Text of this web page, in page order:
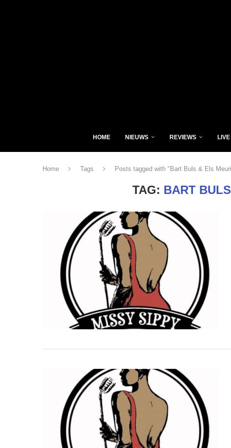
HOME NIEUWS REVIEWS LIVE
Home Tags Posts tagged with "Bart Buls & Els
TAG: BART